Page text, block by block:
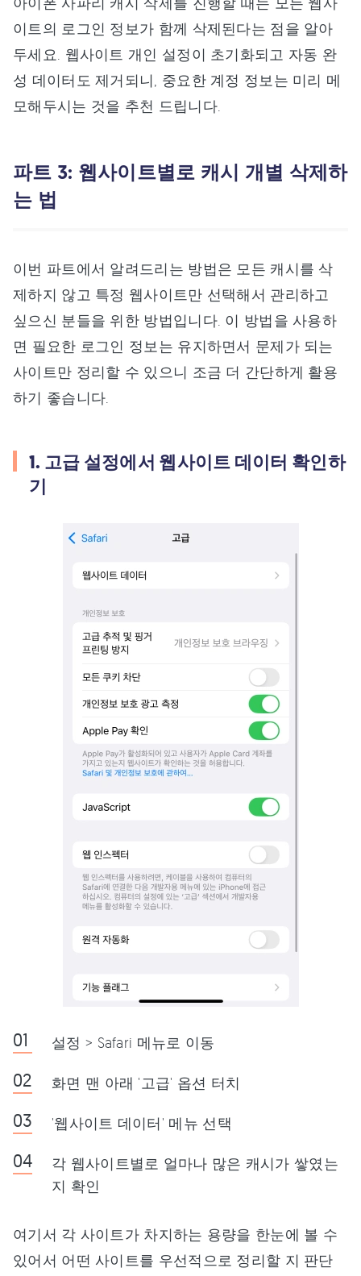
이트의 로그인 정보가 함께 삭제된다는 점을 알아
두세요. 웹사이트 개인 설정이 초기화되고 자동 완
성 데이터도 제거되니, 중요한 계정 정보는 미리 메
모해두시는 것을 추천 드립니다.
파트 3: 웹사이트별로 캐시 개별 삭제하
는 법
이번 파트에서 알려드리는 방법은 모든 캐시를 삭
제하지 않고 특정 웹사이트만 선택해서 관리하고
싶으신 분들을 위한 방법입니다. 이 방법을 사용하
면 필요한 로그인 정보는 유지하면서 문제가 되는
사이트만 정리할 수 있으니 조금 더 간단하게 활용
하기 좋습니다.
1. 고급 설정에서 웹사이트 데이터 확인하
기
설정 > Safari 메뉴로 이동
화면 맨 아래 '고급' 옵션 터치
'웹사이트 데이터' 메뉴 선택
각 웹사이트별로 얼마나 많은 캐시가 쌓였는
지 확인
여기서 각 사이트가 차지하는 용량을 한눈에 볼 수
있어서 어떤 사이트를 우선적으로 정리할 지 판단